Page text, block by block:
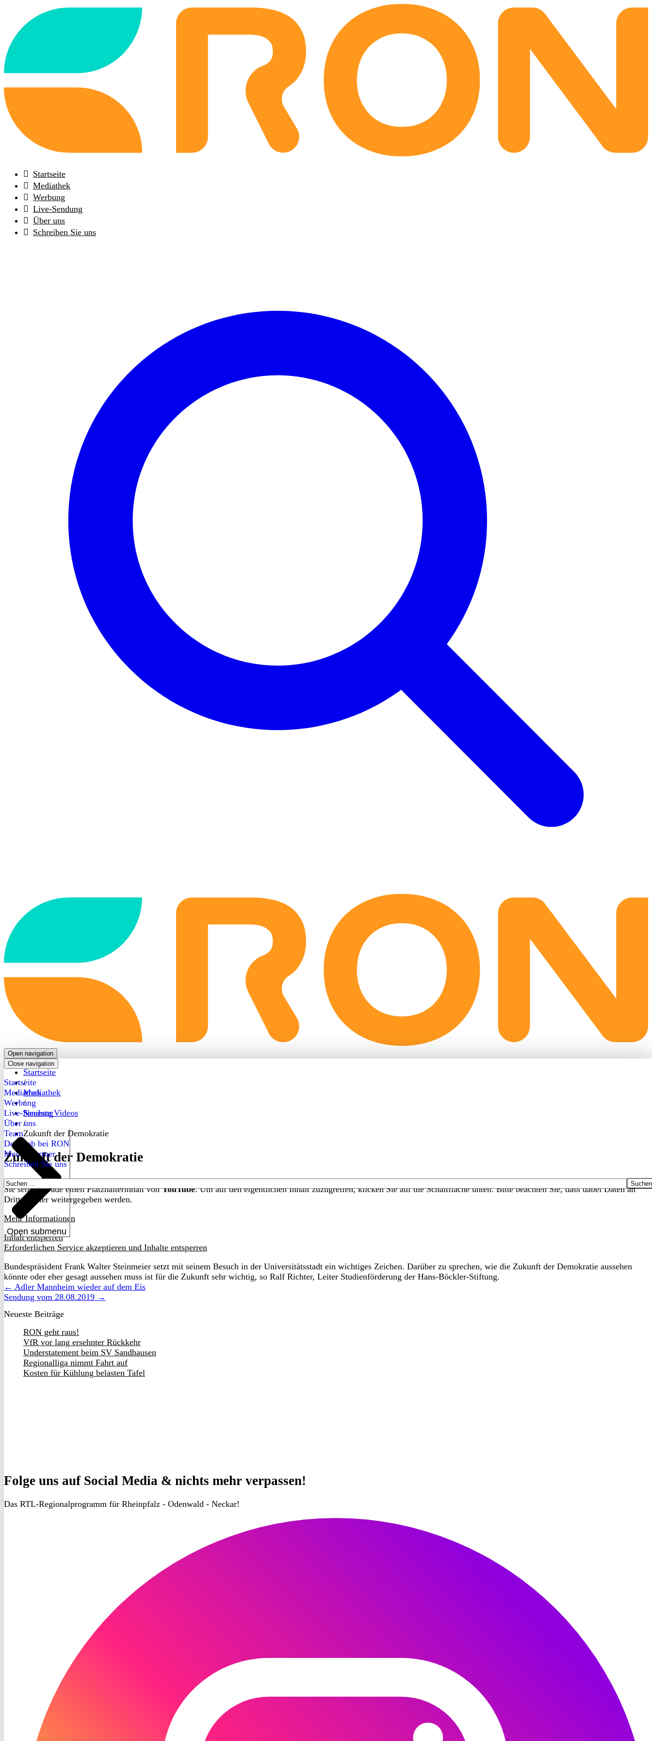
frontpage
Startseite
Mediathek
Werbung
Live-Sendung
Über uns
Schreiben Sie uns
frontpage
Open navigation
Close navigation
Startseite
Mediathek
Werbung
Live-Sendung
Über uns
Open submenu
Team
Dein Job bei RON
Medienpartner
Schreiben Sie uns
Suchen
nach:
Startseite
/
Mediathek
/
Neueste Videos
/
Zukunft der Demokratie
Zukunft der Demokratie
Sie sehen gerade einen Platzhalterinhalt vonYouTube. Um auf den eigentlichen Inhalt zuzugreifen, klicken Sie auf die Schaltfläche unten. Bitte beachten Sie, dass dabei Daten an
Drittanbieter weitergegeben werden.
Mehr Informationen
Inhalt entsperren
Erforderlichen Service akzeptieren und Inhalte entsperren
Bundespräsident Frank Walter Steinmeier setzt mit seinem Besuch in der Universitätsstadt ein wichtiges Zeichen. Darüber zu sprechen, wie die Zukunft der Demokratie aussehen
könnte oder eher gesagt aussehen muss ist für die Zukunft sehr wichtig, so Ralf Richter, Leiter Studienförderung der Hans-Böckler-Stiftung.
← Adler Mannheim wieder auf dem Eis
Sendung vom 28.08.2019 →
Neueste Beiträge
RON geht raus!
VfR vor lang ersehnter Rückkehr
Understatement beim SV Sandhausen
Regionalliga nimmt Fahrt auf
Kosten für Kühlung belasten Tafel
Folge uns auf Social Media & nichts mehr verpassen!
Das RTL-Regionalprogramm für Rheinpfalz - Odenwald - Neckar!